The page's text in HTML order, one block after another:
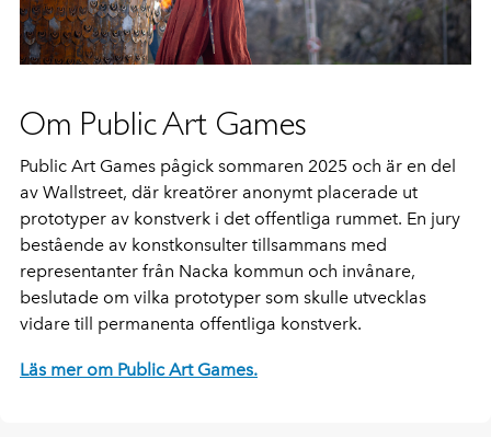
Om Public Art Games
Public Art Games pågick sommaren 2025 och är en del
av Wallstreet, där kreatörer anonymt placerade ut
prototyper av konstverk i det offentliga rummet. En jury
bestående av konstkonsulter tillsammans med
representanter från Nacka kommun och invånare,
beslutade om vilka prototyper som skulle utvecklas
vidare till permanenta offentliga konstverk.
Läs mer om Public Art Games.